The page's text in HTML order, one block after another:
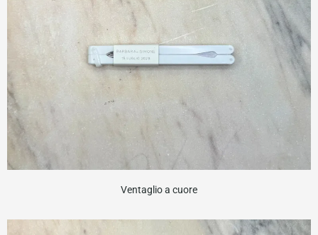
Ventaglio a cuore